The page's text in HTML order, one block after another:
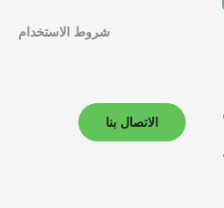
شروط الاستخدام
الاتصال بنا